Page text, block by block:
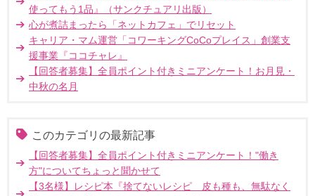
使ってもう1品』（サンクチュアリ出版）
心が煮詰まったら「ネットカフェ」でリセット
キャリア・マム運営「コワーキングCoCoプレイス」創業支
援事業『ココチャレ』
【回答者募集】全員ポイント付きミニアンケート！お月見・
中秋の名月
このカテゴリの最新記事
【回答者募集】全員ポイント付きミニアンケート！"働き
方"についてちょっと聞かせて
【3名様】レシピ本『捨てないレシピ 皮も種も、無駄なく